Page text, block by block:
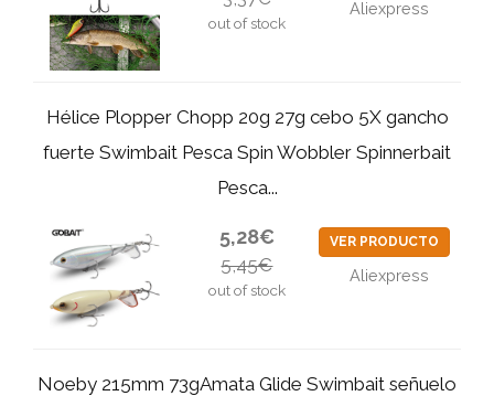
out of stock
Aliexpress
Hélice Plopper Chopp 20g 27g cebo 5X gancho
fuerte Swimbait Pesca Spin Wobbler Spinnerbait
Pesca...
5,28€
5,45€
out of stock
VER PRODUCTO
Aliexpress
Noeby 215mm 73gAmata Glide Swimbait señuelo